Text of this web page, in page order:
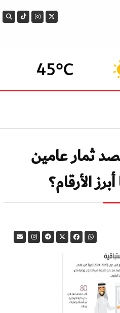
45°C
ثمار عامين
الأرقام؟